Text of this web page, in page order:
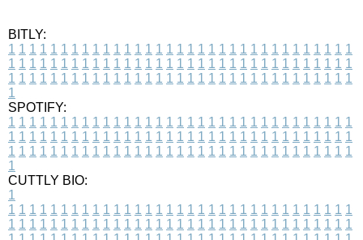
BITLY:
1 1 1 1 1 1 1 1 1 1 1 1 1 1 1 1 1 1 1 1 1 1 1 1 1 1 1 1 1 1 1 1 1
1 1 1 1 1 1 1 1 1 1 1 1 1 1 1 1 1 1 1 1 1 1 1 1 1 1 1 1 1 1 1 1 1
1 1 1 1 1 1 1 1 1 1 1 1 1 1 1 1 1 1 1 1 1 1 1 1 1 1 1 1 1 1 1 1 1
1
SPOTIFY:
1 1 1 1 1 1 1 1 1 1 1 1 1 1 1 1 1 1 1 1 1 1 1 1 1 1 1 1 1 1 1 1 1
1 1 1 1 1 1 1 1 1 1 1 1 1 1 1 1 1 1 1 1 1 1 1 1 1 1 1 1 1 1 1 1 1
1 1 1 1 1 1 1 1 1 1 1 1 1 1 1 1 1 1 1 1 1 1 1 1 1 1 1 1 1 1 1 1 1
1
CUTTLY BIO:
1
1 1 1 1 1 1 1 1 1 1 1 1 1 1 1 1 1 1 1 1 1 1 1 1 1 1 1 1 1 1 1 1 1
1 1 1 1 1 1 1 1 1 1 1 1 1 1 1 1 1 1 1 1 1 1 1 1 1 1 1 1 1 1 1 1 1